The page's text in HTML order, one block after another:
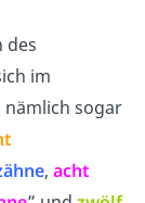
des
im
nämlich sogar
, acht